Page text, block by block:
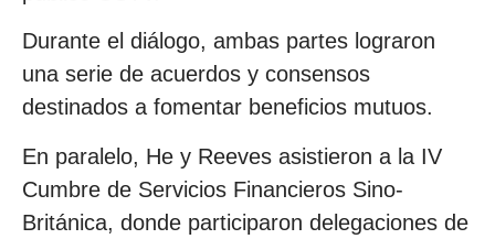
Durante el diálogo, ambas partes lograron
una serie de acuerdos y consensos
destinados a fomentar beneficios mutuos.
En paralelo, He y Reeves asistieron a la IV
Cumbre de Servicios Financieros Sino-
Británica, donde participaron delegaciones de